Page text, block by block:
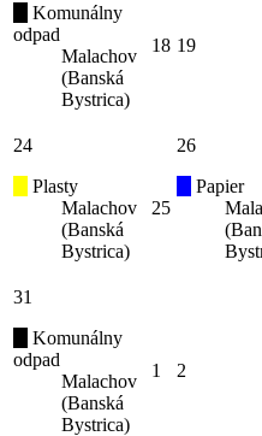
Komunálny
odpad
Malachov
(Banská
Bystrica)
18 19
24
Plasty
Malachov
(Banská
Bystrica)
25
26
Papier
31
Komunálny
odpad
Malachov
(Banská
Bystrica)
1 2